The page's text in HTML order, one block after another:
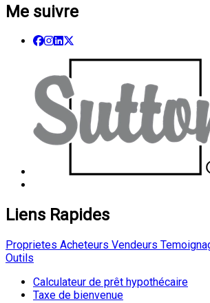
Me suivre
Liens Rapides
Proprietes Acheteurs Vendeurs
Outils
Calculateur de prêt hypothécaire
Taxe de bienvenue